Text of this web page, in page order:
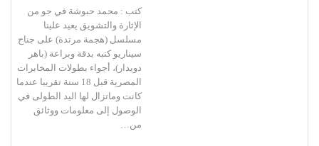
كتب : محمد حبوشة في جو من
الإثارة والتشويق يعيد علينا
مسلسل (هجمة مرتدة) على جناح
سيناريو كتبه بدقة وبراعة (باهر
دويدار)، أجواء بطولات المخابرات
المصرية قبل 18 سنة تقريبا عندما
كانت وماتزال لها اليد الطولى في
الوصول إلى معلومات ووثائق
من…